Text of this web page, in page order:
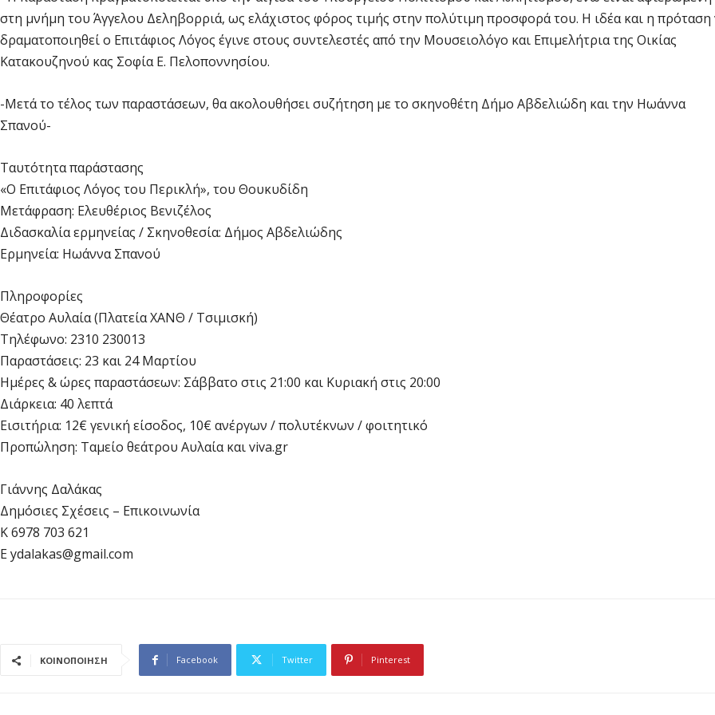
στη μνήμη του Άγγελου Δεληβορριά, ως ελάχιστος φόρος τιμής στην πολύτιμη προσφορά του. Η ιδέα και η πρόταση
δραματοποιηθεί ο Επιτάφιος Λόγος έγινε στους συντελεστές από την Μουσειολόγο και Επιμελήτρια της Οικίας
Κατακουζηνού κας Σοφία Ε. Πελοποννησίου.
-Μετά το τέλος των παραστάσεων, θα ακολουθήσει συζήτηση με το σκηνοθέτη Δήμο Αβδελιώδη και την Ηωάννα
Σπανού-
Ταυτότητα παράστασης
«O Επιτάφιος Λόγος του Περικλή», του Θουκυδίδη
Μετάφραση: Ελευθέριος Βενιζέλος
Διδασκαλία ερμηνείας / Σκηνοθεσία: Δήμος Αβδελιώδης
Ερμηνεία: Ηωάννα Σπανού
Πληροφορίες
Θέατρο Αυλαία (Πλατεία ΧΑΝΘ / Τσιμισκή)
Τηλέφωνο: 2310 230013
Παραστάσεις: 23 και 24 Μαρτίου
Ημέρες & ώρες παραστάσεων: Σάββατο στις 21:00 και Κυριακή στις 20:00
Διάρκεια: 40 λεπτά
Εισιτήρια: 12€ γενική είσοδος, 10€ ανέργων / πολυτέκνων / φοιτητικό
Προπώληση: Ταμείο θεάτρου Αυλαία και viva.gr
Γιάννης Δαλάκας
Δημόσιες Σχέσεις – Επικοινωνία
K 6978 703 621
Eydalakas@gmail.com
ΚΟΙΝΟΠΟΙΗΣΗ Facebook Twitter Pinterest